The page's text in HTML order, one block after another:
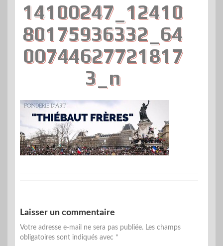
14100247_12410
80175936332_64
00744627721817
3_n
Laisser un commentaire
Votre adresse e-mail ne sera pas publiée. Les champs
obligatoires sont indiqués avec *